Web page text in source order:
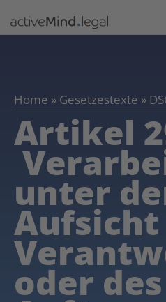
Home » Gesetzestexte »
Artikel
unter
Aufsicht
oder des